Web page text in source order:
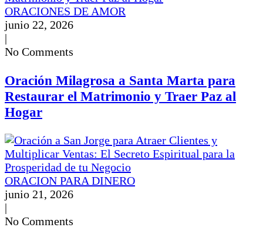
ORACIONES DE AMOR
junio 22, 2026
|
No Comments
Oración Milagrosa a Santa Marta para
Restaurar el Matrimonio y Traer Paz al
Hogar
ORACION PARA DINERO
junio 21, 2026
|
No Comments